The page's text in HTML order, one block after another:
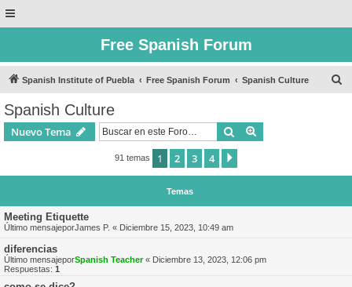
Free Spanish Forum
Spanish Institute of Puebla Free Spanish Forum Spanish Culture
Spanish Culture
Nuevo Tema Buscar
91 temas 1 2 3 4
Temas
Meeting Etiquette
Último mensajeporJames P. « Diciembre 15, 2023, 10:49 am
diferencias
Último mensajeporSpanish Teacher« Diciembre 13, 2023, 12:06 pm
Respuestas: 1